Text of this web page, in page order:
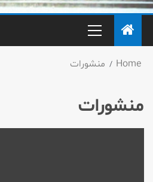
Home منشورات
منشورات